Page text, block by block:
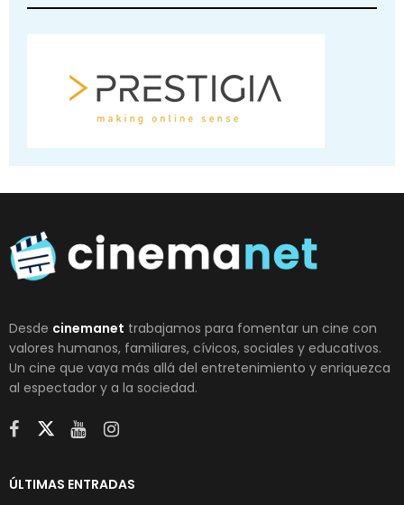
Desde cinemanet trabajamos para fomentar un cine con
valores humanos, familiares, cívicos, sociales y educativos.
Un cine que vaya más allá del entretenimiento y enriquezca
al espectador y a la sociedad.
ÚLTIMAS ENTRADAS